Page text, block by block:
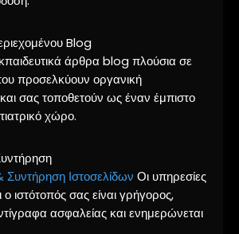
Blog
άρθρα blog πλούσια σε
προσελκύουν οργανική
σας τοποθετούν ως έναν έμπιστο
χώρο.
Συντήρηση Ιστοσελίδων Οι υπηρεσίες
ο ιστότοπός σας είναι γρήγορος,
ασφαλείας και ενημερώνεται